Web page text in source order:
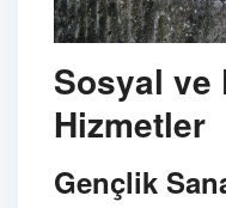
Sosyal ve
Hizmetler
Gençlik